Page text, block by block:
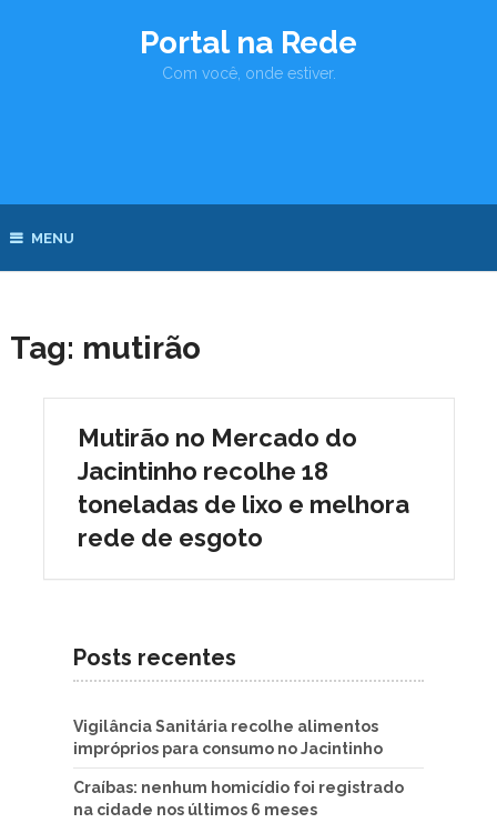
Portal na Rede
Com você, onde estiver.
MENU
Tag: mutirão
Mutirão no Mercado do
Jacintinho recolhe 18
toneladas de lixo e melhora
rede de esgoto
Posts recentes
Vigilância Sanitária recolhe alimentos
impróprios para consumo no Jacintinho
Craíbas: nenhum homicídio foi registrado
na cidade nos últimos 6 meses